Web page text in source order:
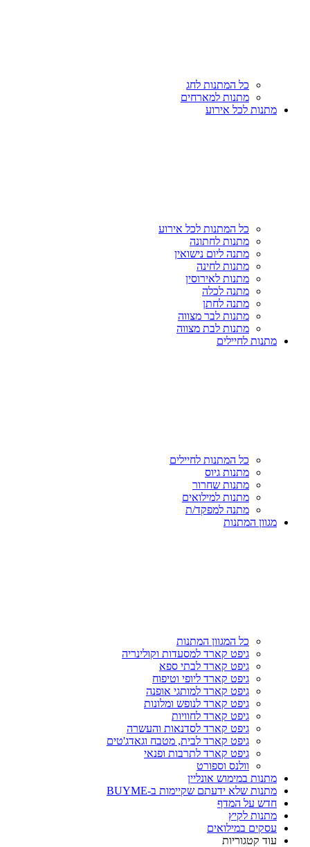
כל המתנות לחג
מתנות למארחים
מתנות לכל אירוע
כל המתנות לכל אירוע
מתנות לחתונה
מתנה ליום נישואין
מתנות לחינה
מתנות לאירוסין
מתנה לכלה
מתנה לחתן
מתנות לבר מצווה
מתנות לבת מצווה
מתנות לחיילים
כל המתנות לחיילים
מתנות גיוס
מתנות שחרור
מתנות למילואים
מתנה למפקד/ת
מגוון המתנות
כל המגוון המתנות
גיפט קארד למסעדות וקולינריה
גיפט קארד לבתי ספא
גיפט קארד ליופי וטיפוח
גיפט קארד למותגי אופנה
גיפט קארד לנופש ומלונות
גיפט קארד לחוויות
גיפט קארד לסדנאות והעשרה
גיפט קארד לבית, מטבח וגאדג'טים
גיפט קארד לתרבות ופנאי
וולנס וספורט
מתנות במימוש אונליין
מתנות שלא ידעתם שקיימות ב-BUYME
חדש על המדף
מתנות לקיץ
עסקים במילואים
עוד קטגוריות